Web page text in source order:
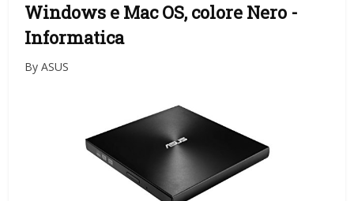
Windows e Mac OS, colore Nero -
Informatica
By ASUS